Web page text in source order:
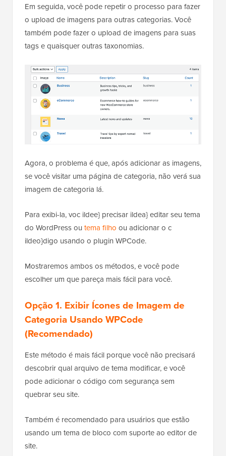
Em seguida, você pode repetir o processo para fazer
o upload de imagens para outras categorias. Você
também pode fazer o upload de imagens para suas
tags e quaisquer outras taxonomias.
Agora, o problema é que, após adicionar as imagens,
se você visitar uma página de categoria, não verá sua
imagem de categoria lá.
Para exibi-la, voc ildee} precisar ildea} editar seu tema
do WordPress ou tema filho ou adicionar o c
ildeo}digo usando o plugin WPCode.
Mostraremos ambos os métodos, e você pode
escolher um que pareça mais fácil para você.
Opção 1. Exibir Ícones de Imagem de
Categoria Usando WPCode
(Recomendado)
Este método é mais fácil porque você não precisará
descobrir qual arquivo de tema modificar, e você
pode adicionar o código com segurança sem
quebrar seu site.
Também é recomendado para usuários que estão
usando um tema de bloco com suporte ao editor de
site.